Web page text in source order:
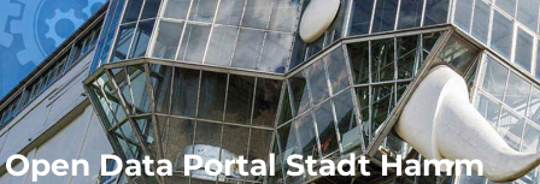
Open Data Portal Stadt Hamm